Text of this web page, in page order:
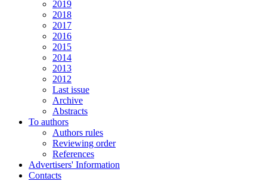
2019
2018
2017
2016
2015
2014
2013
2012
Last issue
Archive
Abstracts
To authors
Authors rules
Reviewing order
References
Advertisers' Information
Contacts